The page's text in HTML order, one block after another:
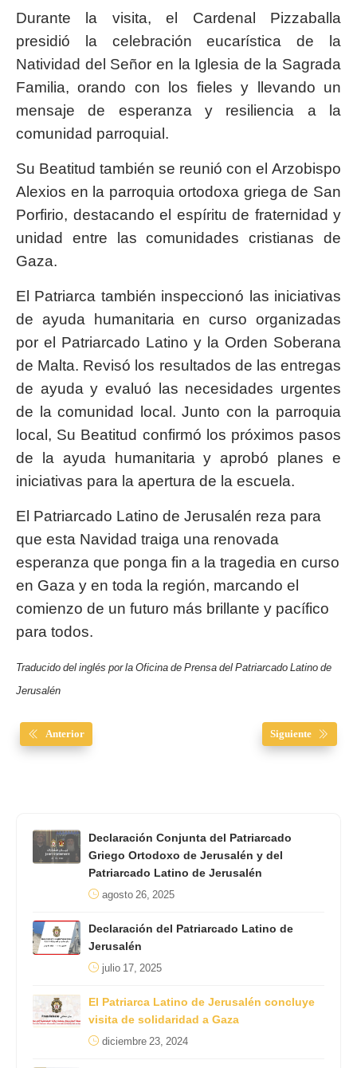
Durante la visita, el Cardenal Pizzaballa
presidió la celebración eucarística de la
Natividad del Señor en la Iglesia de la Sagrada
Familia, orando con los fieles y llevando un
mensaje de esperanza y resiliencia a la
comunidad parroquial.
Su Beatitud también se reunió con el Arzobispo
Alexios en la parroquia ortodoxa griega de San
Porfirio, destacando el espíritu de fraternidad y
unidad entre las comunidades cristianas de
Gaza.
El Patriarca también inspeccionó las iniciativas
de ayuda humanitaria en curso organizadas
por el Patriarcado Latino y la Orden Soberana
de Malta. Revisó los resultados de las entregas
de ayuda y evaluó las necesidades urgentes
de la comunidad local. Junto con la parroquia
local, Su Beatitud confirmó los próximos pasos
de la ayuda humanitaria y aprobó planes e
iniciativas para la apertura de la escuela.
El Patriarcado Latino de Jerusalén reza para
que esta Navidad traiga una renovada
esperanza que ponga fin a la tragedia en curso
en Gaza y en toda la región, marcando el
comienzo de un futuro más brillante y pacífico
para todos.
Traducido del inglés por la Oficina de Prensa del Patriarcado Latino de
Jerusalén
Anterior Siguiente
Declaración Conjunta del Patriarcado
Griego Ortodoxo de Jerusalén y del
Patriarcado Latino de Jerusalén
agosto 26, 2025
Declaración del Patriarcado Latino de
Jerusalén
julio 17, 2025
El Patriarca Latino de Jerusalén concluye
visita de solidaridad a Gaza
diciembre 23, 2024